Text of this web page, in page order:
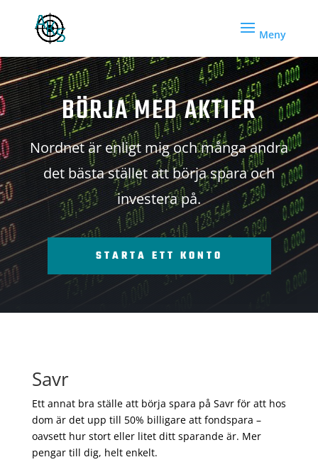
BÖRJA MED AKTIER
Nordnet är enligt mig och många andra
det bästa stället att börja spara och
investera på.
STARTA ETT KONTO
Savr
Ett annat bra ställe att börja spara på Savr för att hos
dom är det upp till 50% billigare att fondspara –
oavsett hur stort eller litet ditt sparande är. Mer
pengar till dig, helt enkelt.